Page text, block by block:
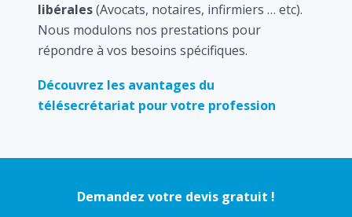
libérales(Avocats, notaires, infirmiers … etc).
Nous modulons nos prestations pour
répondre à vos besoins spécifiques.
Découvrez les avantages du
télésecrétariat pour votre profession
Demandez votre devis gratuit !